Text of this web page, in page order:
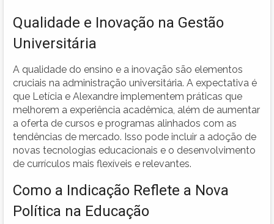
Qualidade e Inovação na Gestão
Universitária
A qualidade do ensino e a inovação são elementos
cruciais na administração universitária. A expectativa é
que Letícia e Alexandre implementem práticas que
melhorem a experiência acadêmica, além de aumentar
a oferta de cursos e programas alinhados com as
tendências de mercado. Isso pode incluir a adoção de
novas tecnologias educacionais e o desenvolvimento
de currículos mais flexíveis e relevantes.
Como a Indicação Reflete a Nova
Política na Educação